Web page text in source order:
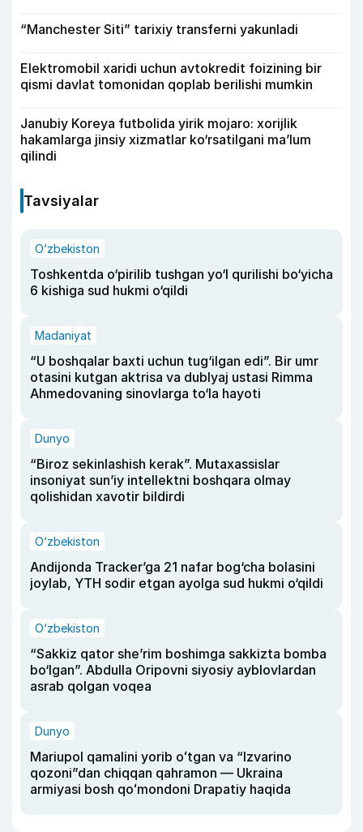
“Manchester Siti” tarixiy transferni yakunladi
Elektromobil xaridi uchun avtokredit foizining bir
qismi davlat tomonidan qoplab berilishi mumkin
Janubiy Koreya futbolida yirik mojaro: xorijlik
hakamlarga jinsiy xizmatlar ko‘rsatilgani ma’lum
qilindi
Tavsiyalar
O‘zbekiston
Toshkentda o‘pirilib tushgan yo‘l qurilishi bo‘yicha
6 kishiga sud hukmi o‘qildi
Madaniyat
“U boshqalar baxti uchun tug‘ilgan edi”. Bir umr
otasini kutgan aktrisa va dublyaj ustasi Rimma
Ahmedovaning sinovlarga to‘la hayoti
Dunyo
“Biroz sekinlashish kerak”. Mutaxassislar
insoniyat sun’iy intellektni boshqara olmay
qolishidan xavotir bildirdi
O‘zbekiston
Andijonda Tracker’ga 21 nafar bog‘cha bolasini
joylab, YTH sodir etgan ayolga sud hukmi o‘qildi
O‘zbekiston
“Sakkiz qator she’rim boshimga sakkizta bomba
bo‘lgan”. Abdulla Oripovni siyosiy ayblovlardan
asrab qolgan voqea
Dunyo
Mariupol qamalini yorib oʻtgan va “Izvarino
qozoni”dan chiqqan qahramon — Ukraina
armiyasi bosh qoʻmondoni Drapatiy haqida